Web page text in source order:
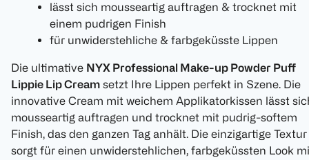
lässt sich mousseartig auftragen & trocknet mit
einem pudrigen Finish
für unwiderstehliche & farbgeküsste Lippen
Die ultimative NYX Professional Make-up Powder Puff
Lippie Lip Cream setzt Ihre Lippen perfekt in Szene. Die
innovative Cream mit weichem Applikatorkissen lässt
mousseartig auftragen und trocknet mit pudrig-softem
Finish, das den ganzen Tag anhält. Die einzigartige Textur
sorgt für einen unwiderstehlichen, farbgeküssten Look